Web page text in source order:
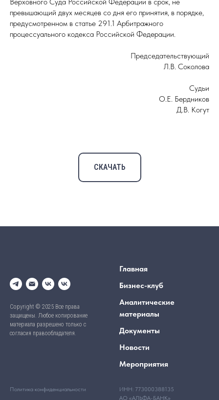
превышающий двух месяцев со дня его принятия, в порядке,
предусмотренном в статье 291.1 Арбитражного
процессуального кодекса Российской Федерации.
Председательствующий
Л.В. Соколова
Судьи
О.Е. Бердников
Д.В. Когут
СКАЧАТЬ
Copyright © 2025 Все права
защищены. Любое копирование
материала разрешено только с
согласия правообладателя.
Главная
Бизнес-клуб
Аналитические
материалы
Документы
Новости
Мероприятия
Политика конфиденциальности
ИНН: 773000388135
АО «АЛЬФА-БАНК»